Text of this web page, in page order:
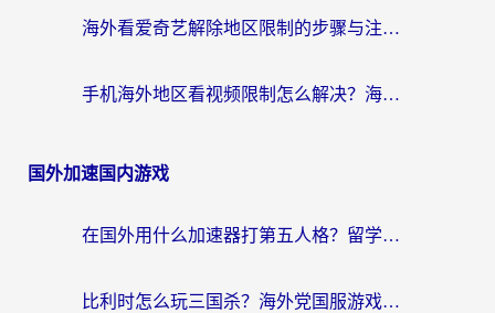
海外看爱奇艺解除地区限制的步骤与注意事项详解：留学生必看的无卡顿追剧指南
手机海外地区看视频限制怎么解决？海外党追剧看片的实用指南
国外加速国内游戏
在国外用什么加速器打第五人格？留学生亲测：这6个功能才是关键！
比利时怎么玩三国杀？海外党国服游戏加速器终极指南（附问道CODOL优化方案）